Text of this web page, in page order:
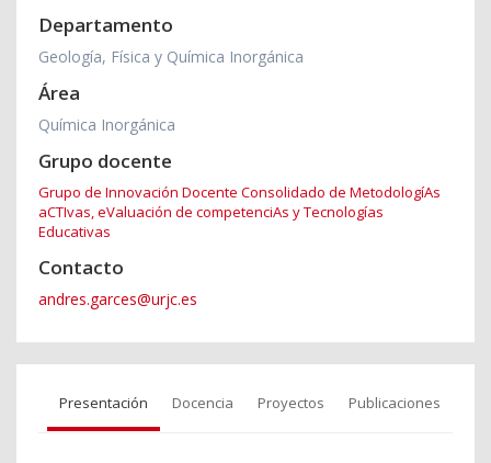
Departamento
Geología, Física y Química Inorgánica
Área
Química Inorgánica
Grupo docente
Grupo de Innovación Docente Consolidado de MetodologíAs
aCTIvas, eValuación de competenciAs y Tecnologías
Educativas
Contacto
andres.garces@urjc.es
Presentación Docencia Proyectos Publicaciones